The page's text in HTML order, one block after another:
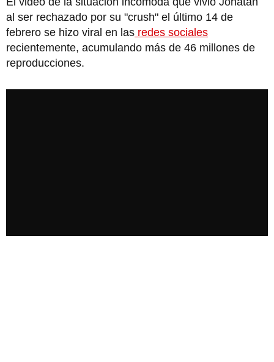
al ser rechazado por su "crush" el último 14 de
febrero se hizo viral en las redes sociales
recientemente, acumulando más de 46 millones de
reproducciones.